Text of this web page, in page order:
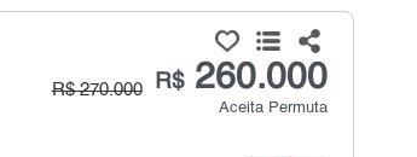
R$260.000
R$ 270.000
Aceita Permuta